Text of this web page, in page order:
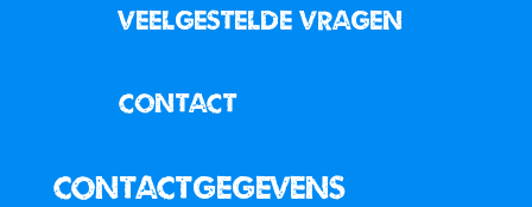
veelgestelde vragen
contact
Contactgegevens